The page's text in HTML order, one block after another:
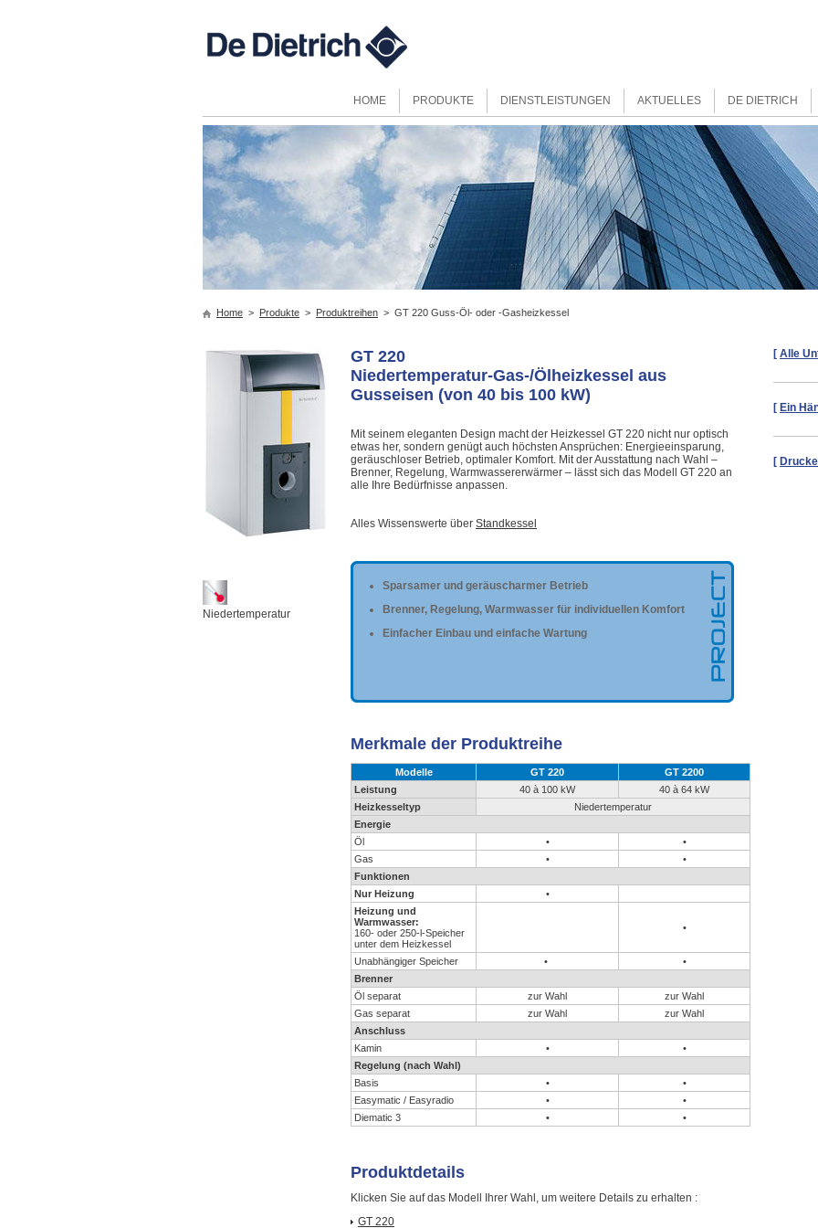
HOME PRODUKTE DIENSTLEISTUNGEN AKTUELLES DE DIETRICH
Home > Produkte > Produktreihen > GT 220 Guss-Öl- oder -Gasheizkessel
Niedertemperatur
GT 220
Niedertemperatur-Gas-/Ölheizkessel aus
Gusseisen (von 40 bis 100 kW)
Mit seinem eleganten Design macht der Heizkessel GT 220 nicht nur optisch
etwas her, sondern genügt auch höchsten Ansprüchen: Energieeinsparung,
geräuschloser Betrieb, optimaler Komfort. Mit der Ausstattung nach Wahl –
Brenner, Regelung, Warmwassererwärmer – lässt sich das Modell GT 220 an
alle Ihre Bedürfnisse anpassen.
Alles Wissenswerte über Standkessel
Sparsamer und geräuscharmer Betrieb
Brenner, Regelung, Warmwasser für individuellen Komfort
Einfacher Einbau und einfache Wartung
Merkmale der Produktreihe
Modelle GT 220
GT 2200
Leistung
40 à 100 kW
40 à 64 kW
Heizkesseltyp
Niedertemperatur
Energie
Öl
•
•
Gas
•
•
Funktionen
Nur Heizung
•
Heizung und
Warmwasser:
160- oder 250-l-Speicher
unter dem Heizkessel
•
Unabhängiger Speicher •
•
Brenner
Öl separat
zur Wahl
zur Wahl
Gas separat
zur Wahl
zur Wahl
Anschluss
Kamin
•
•
Regelung (nach Wahl)
Basis
•
•
Easymatic / Easyradio
•
•
Diematic 3
• •
Produktdetails
Klicken Sie auf das Modell Ihrer Wahl, um weitere Details zu erhalten :
GT 220
[ Alle
[ Ein
[